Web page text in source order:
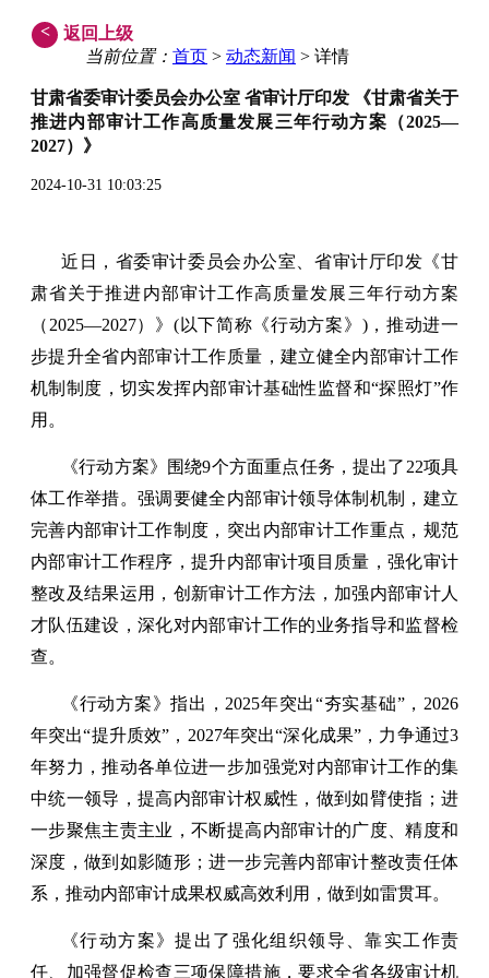
<
返回上级
当前位置： 首页 > 动态新闻 > 详情
甘肃省委审计委员会办公室 省审计厅印发 《甘肃省关于
推进内部审计工作高质量发展三年行动方案（2025—
2027）》
2024-10-31 10:03:25
近日，省委审计委员会办公室、省审计厅印发《甘
肃省关于推进内部审计工作高质量发展三年行动方案
（2025—2027）》(以下简称《行动方案》)，推动进一
步提升全省内部审计工作质量，建立健全内部审计工作
机制制度，切实发挥内部审计基础性监督和“探照灯”作
用。
《行动方案》围绕9个方面重点任务，提出了22项具
体工作举措。强调要健全内部审计领导体制机制，建立
完善内部审计工作制度，突出内部审计工作重点，规范
内部审计工作程序，提升内部审计项目质量，强化审计
整改及结果运用，创新审计工作方法，加强内部审计人
才队伍建设，深化对内部审计工作的业务指导和监督检
查。
《行动方案》指出，2025年突出“夯实基础”，2026
年突出“提升质效”，2027年突出“深化成果”，力争通过3
年努力，推动各单位进一步加强党对内部审计工作的集
中统一领导，提高内部审计权威性，做到如臂使指；进
一步聚焦主责主业，不断提高内部审计的广度、精度和
深度，做到如影随形；进一步完善内部审计整改责任体
系，推动内部审计成果权威高效利用，做到如雷贯耳。
《行动方案》提出了强化组织领导、靠实工作责
任、加强督促检查三项保障措施，要求全省各级审计机